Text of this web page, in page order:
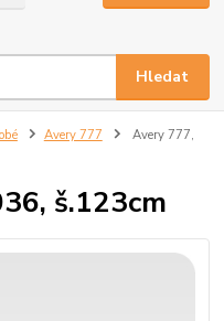
Hledat
Avery 777
Avery 777,
š.123cm